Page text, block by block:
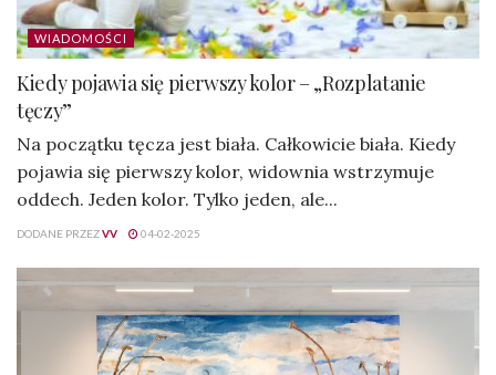
WIADOMOŚCI
Kiedy pojawia się pierwszy kolor – „Rozplatanie
tęczy”
Na początku tęcza jest biała. Całkowicie biała. Kiedy
pojawia się pierwszy kolor, widownia wstrzymuje
oddech. Jeden kolor. Tylko jeden, ale...
DODANE PRZEZVV 04-02-2025